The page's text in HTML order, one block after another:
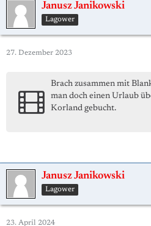
Janusz Janikowski
Lagower
27. Dezember 2023
Brach zusammen mit
man doch einen Urlaub
Korland gebucht.
Janusz Janikowski
Lagower
23. April 2024